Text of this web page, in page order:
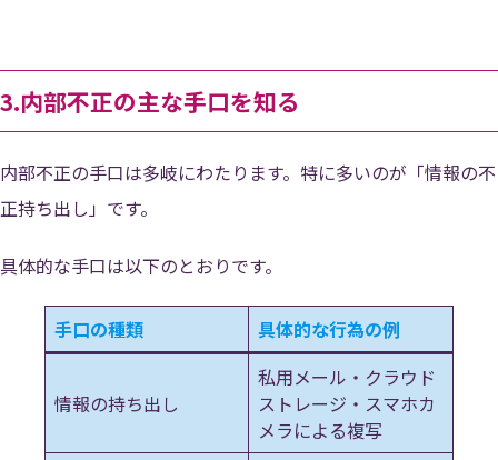
3.内部不正の主な手口を知る
内部不正の手口は多岐にわたります。特に多いのが「情報の不
正持ち出し」です。
具体的な手口は以下のとおりです。
手口の種類 具体的な行為の例
情報の持ち出し
私用メール・クラウド
ストレージ・スマホカ
メラによる複写